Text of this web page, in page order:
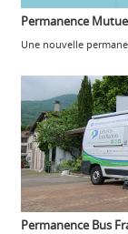
Permanence
Une nouvelle
Permanence Bus